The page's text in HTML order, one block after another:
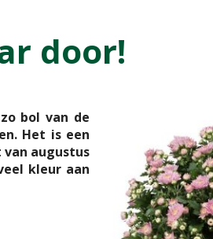
door!
bol van de
Het is een
augustus
kleur aan